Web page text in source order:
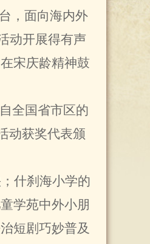
，面向海内外
动开展得有声
宋庆龄精神鼓
全国省市区的
动获奖代表颁
什刹海小学的
学苑中外小朋
短剧巧妙普及